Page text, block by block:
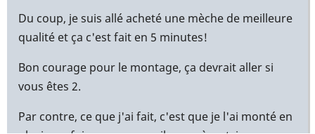
par
(non
vérifié)
Du coup, je suis allé acheté une mèche de meilleure
qualité et ça c'est fait en 5 minutes!
Bon courage pour le montage, ça devrait aller si
vous êtes 2.
Par contre, ce que j'ai fait, c'est que je l'ai monté en